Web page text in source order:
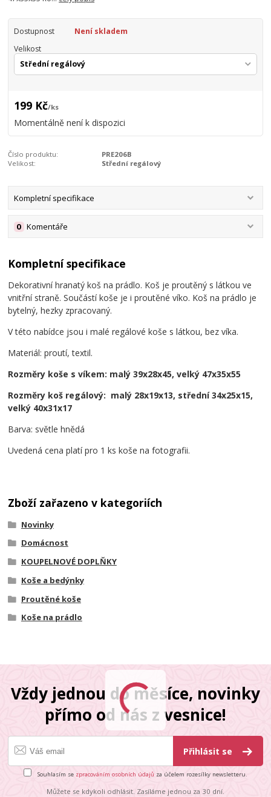
Dostupnost
Není skladem
Velikost
199 Kč/ks
Momentálně není k dispozici
Číslo produktu:
PRE206B
Velikost:
Střední regálový
Kompletní specifikace
Komentáře
0
Kompletní specifikace
Dekorativní hranatý koš na prádlo. Koš je proutěný s látkou ve
vnitřní straně. Součástí koše je i proutěné víko. Koš na prádlo je
bytelný, hezky zpracovaný.
V této nabídce jsou i malé regálové koše s látkou, bez víka.
Materiál: proutí, textil.
Rozměry koše s víkem: malý 39x28x45, velký 47x35x55
Rozměry koš regálový: malý 28x19x13, střední 34x25x15,
velký 40x31x17
Barva: světle hnědá
Uvedená cena platí pro 1 ks koše na fotografii.
Zboží zařazeno v kategoriích
Novinky
Domácnost
KOUPELNOVÉ DOPLŇKY
Koše a bedýnky
Proutěné koše
Koše na prádlo
Vždy jednou do měsíce, novinky
přímo od nás z vesnice!
Přihlásit se
Souhlasím se zpracováním osobních údajů za účelem rozesílky newsletteru.
Můžete se kdykoli odhlásit. Zasíláme jednou za 30 dní.